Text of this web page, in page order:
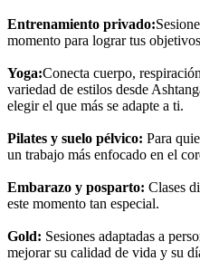
Entrenamiento privado:
momento para lograr tus
Yoga:Conecta cuerpo,
variedad de estilos desde
elegir el que más se adapte a ti.
Pilates y suelo pélvico: Para
un trabajo más enfocado en el
Embarazo y posparto: Clases
este momento tan especial.
Gold: Sesiones adaptadas a
mejorar su calidad de vida y su